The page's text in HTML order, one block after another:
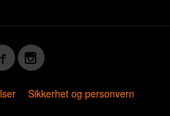
Sikkerhet og personvern